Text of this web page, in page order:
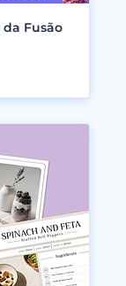
Fusão